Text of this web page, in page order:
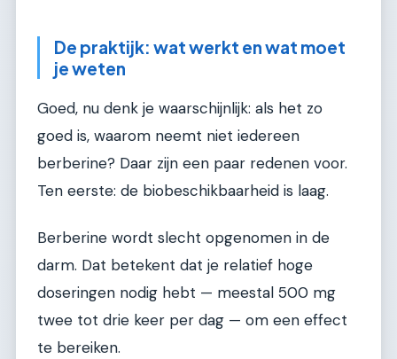
De praktijk: wat werkt en wat moet
je weten
Goed, nu denk je waarschijnlijk: als het zo
goed is, waarom neemt niet iedereen
berberine? Daar zijn een paar redenen voor.
Ten eerste: de biobeschikbaarheid is laag.
Berberine wordt slecht opgenomen in de
darm. Dat betekent dat je relatief hoge
doseringen nodig hebt — meestal 500 mg
twee tot drie keer per dag — om een effect
te bereiken.